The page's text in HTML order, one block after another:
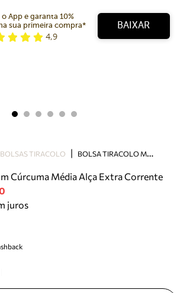
pedidos, devoluções e mais.
pedidos e solicite devoluções.
o App e garanta 10%
sua primeira compra*
4,9
BAIXAR
BOLSAS TIRACOLO B
OLSA TIRACOLO MARROM CÚRCUMA MÉDIA ALÇA EXTRA CORRENTE
Cúrcuma Média Alça Extra Corrente
juros